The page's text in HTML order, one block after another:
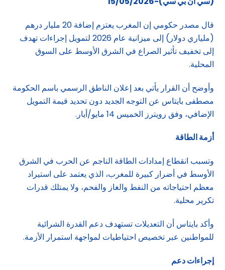
قال مصدر حكومي إن المغرب يعتزم إضافة 20 مليار درهم
(ملياري دولار) إلى ميزانية عام 2026 لتمويل إجراءات تهدف
إلى تخفيف تأثير الصراع في الشرق الأوسط على السوق
المحلية.
وأوضح أن القرار يأتي بعد إعلان الناطق الرسمي باسم الحكومة
مصطفى بايتاس عن التوجه الجديد دون تحديد قيمة التمويل
الإضافي، وفق رويترز الخميس 14 مايو/أيار.
أزمة الطاقة
وتسبب انقطاع إمدادات الطاقة الناجم عن الحرب في الشرق
الأوسط في أضرار كبيرة للمغرب، الذي يعتمد على استيراد
معظم احتياجاته من النفط والغاز والفحم، ولا يمتلك قدرات
تكرير محلية.
وأكد بايتاس أن التعديلات تستهدف دعم القدرة الشرائية
للمواطنين عبر تخصيص احتياطيات لمواجهة استمرار الأزمة.
إجراءات دعم